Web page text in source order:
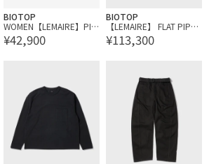
BIOTOP
WOMEN【LEMAIRE】PIE
RCINGS SET
¥42,900
BIOTOP
【LEMAIRE】 FLAT PIPED
SLIPPERS
¥113,300